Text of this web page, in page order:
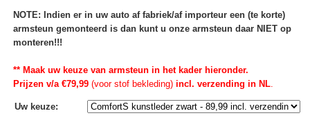
NOTE: Indien er in uw auto af fabriek/af importeur een (te korte)
armsteun gemonteerd is dan kunt u onze armsteun daar NIET op
monteren!!!
** Maak uw keuze van armsteun in het kader hieronder.
Prijzen v/a €79,99(voor stof bekleding)incl. verzending in NL.
Uw keuze: